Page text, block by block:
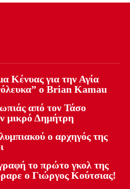
Κένυας για την Αγία
ο Brian Kamau
από τον Τάσο
μικρό Δημήτρη
ο αρχηγός της
το πρώτο γκολ της
ο Γιώργος Κούτσιας!